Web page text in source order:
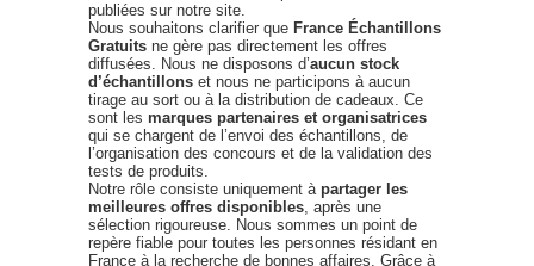
publiées sur notre site.
Nous souhaitons clarifier que France Échantillons
Gratuits ne gère pas directement les offres
diffusées. Nous ne disposons d’aucun stock
d’échantillons et nous ne participons à aucun
tirage au sort ou à la distribution de cadeaux. Ce
sont les marques partenaires et organisatrices
qui se chargent de l’envoi des échantillons, de
l’organisation des concours et de la validation des
tests de produits.
Notre rôle consiste uniquement à partager les
meilleures offres disponibles, après une
sélection rigoureuse. Nous sommes un point de
repère fiable pour toutes les personnes résidant en
France à la recherche de bonnes affaires. Grâce à